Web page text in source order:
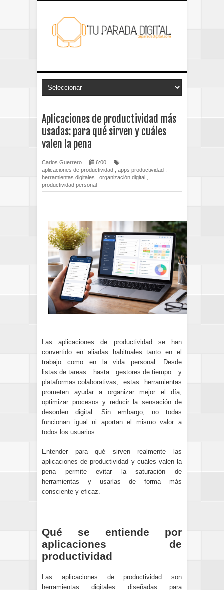
Aplicaciones de productividad más
usadas: para qué sirven y cuáles
valen la pena
Carlos Guerrero
6:00
aplicaciones de productividad
apps productividad
herramientas digitales
organización digital
productividad personal
Las aplicaciones de productividad se han
convertido en aliadas habituales tanto en el
trabajo como en la vida personal. Desde
listas de tareas hastagestores de tiempo y
plataformas colaborativas , estas herramientas
prometen ayudar a organizar mejor el día,
optimizar procesos y reducir la sensación de
desorden digital. Sin embargo, no todas
funcionan igual ni aportan el mismo valor a
todos los usuarios.
Entender para qué sirven realmente las
aplicaciones de productividad y cuáles valen la
pena permite evitar la saturación de
herramientas y usarlas de forma más
consciente y eficaz.
Qué se entiende por
aplicaciones de
productividad
Las aplicaciones de productividad son
herramientas digitales diseñadas para